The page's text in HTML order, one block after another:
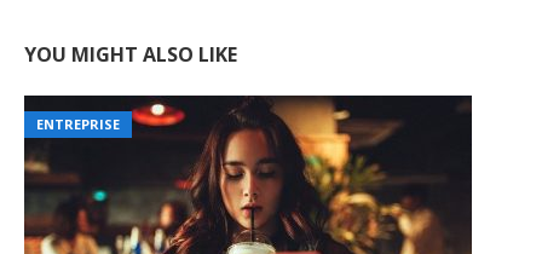
YOU MIGHT ALSO LIKE
ENTREPRISE